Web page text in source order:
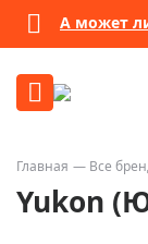
А может
Главная Все
Yukon